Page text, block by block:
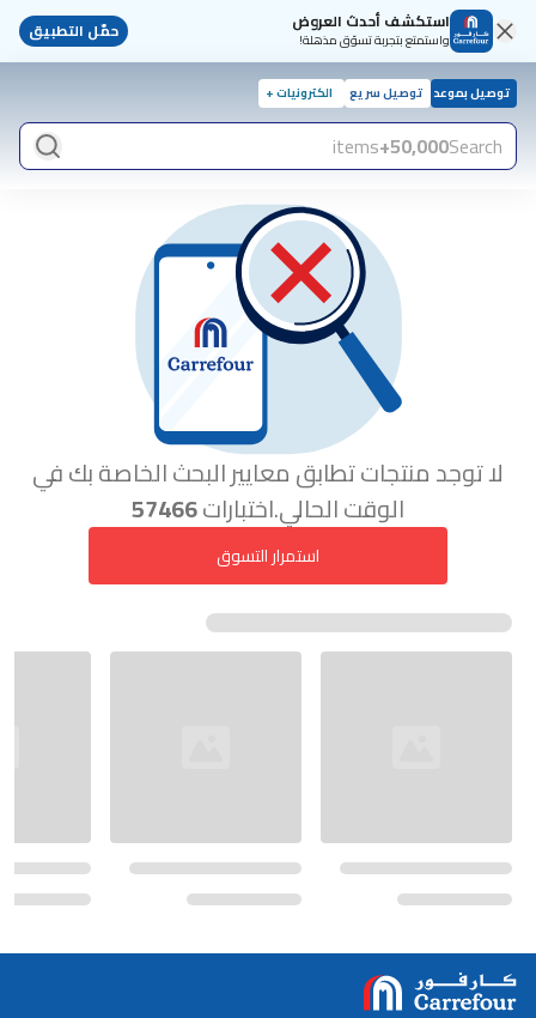
استكشف أحدث العروض
واستمتع بتجربة تسوّق مذهلة! حمّل التطبيق
توصيل بموعد توصيل سريع الكترونيات +
Search
50,000+
items
لا توجد منتجات تطابق معايير البحث الخاصة بك في
الوقت الحالي.اختبارات57466
استمرار التسوق